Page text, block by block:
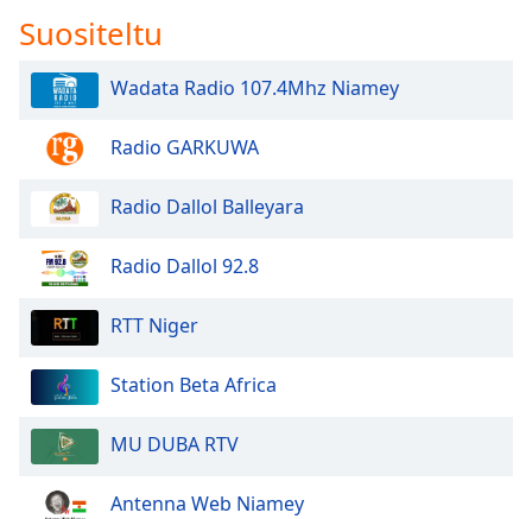
Color
Opacity
Opacity
Caption
Area
Background
Color
Opacity
Suositeltu
Wadata Radio 107.4Mhz Niamey
Radio GARKUWA
Radio Dallol Balleyara
Radio Dallol 92.8
RTT Niger
Station Beta Africa
MU DUBA RTV
Antenna Web Niamey